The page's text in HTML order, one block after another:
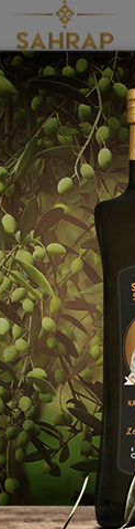
eşleşen (49)